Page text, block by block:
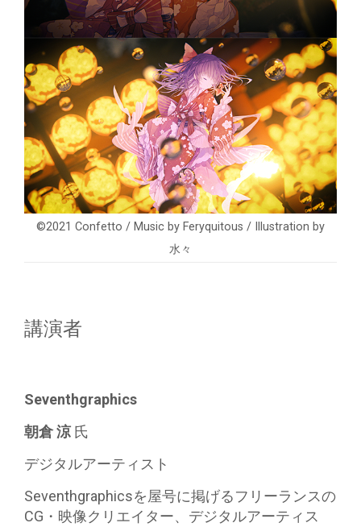
©2021 Confetto / Music by Feryquitous / Illustration by
水々
講演者
Seventhgraphics
朝倉 涼 氏
デジタルアーティスト
Seventhgraphicsを屋号に掲げるフリーランスの
CG・映像クリエイター、デジタルアーティス